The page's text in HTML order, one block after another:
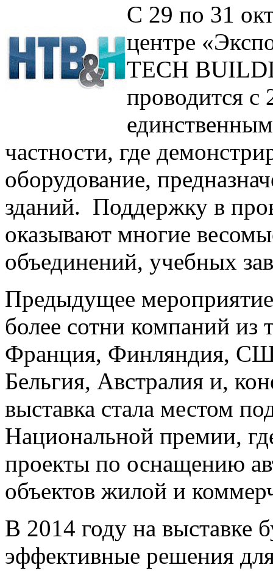
С 29 по 31
центре
TECH
проводится с
частности, где
оборудование,
зданий. Поддержку в
оказывают многие
объединений, учебных
Предыдущее
более сотни компаний из
Франция, Финляндия,
Бельгия, Австралия и,
выставка стала местом
Национальной премии,
проекты по оснащению
объектов жилой и
В 2014 году на выставке
эффективные решения